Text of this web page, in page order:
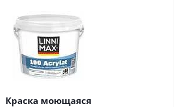
Краска моющаяся